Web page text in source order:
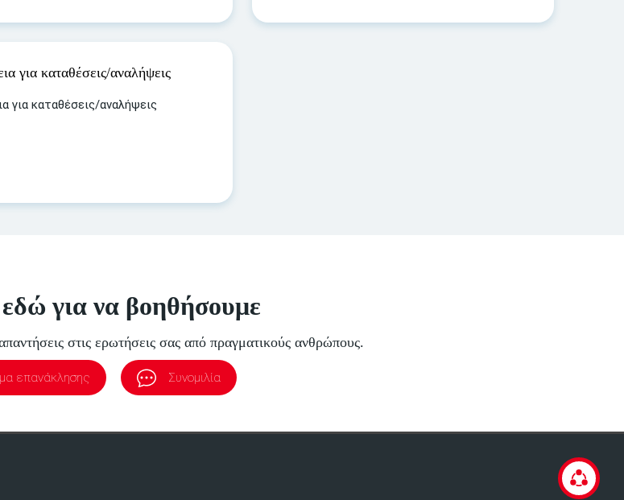
για καταθέσεις/αναλήψεις
για καταθέσεις/αναλήψεις
για να βοηθήσουμε
στις ερωτήσεις σας από πραγματικούς ανθρώπους.
επανάκλησης Συνομιλία